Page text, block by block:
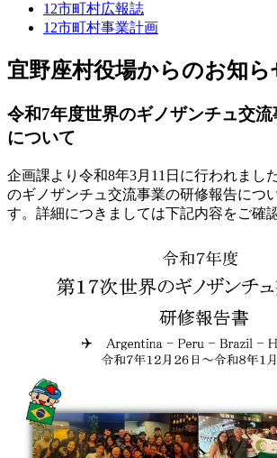
12市町村広報誌
12市町村事業計画
宜野座村役場からのお知ら
令和7年度世界のギノザンチュ交
について
企画課より令和8年3月11日に行われまし
のギノザンチュ交流事業の研修報告につ
す。詳細につきましては下記内容をご確